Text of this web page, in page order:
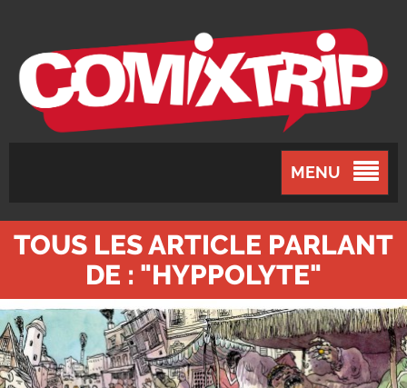
MENU
TOUS LES ARTICLE PARLANT
DE : "HYPPOLYTE"